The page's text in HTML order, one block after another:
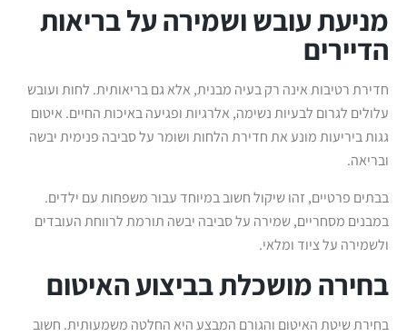
מניעת עובש ושמירה על בריאות
הדיירים
חדירת רטיבות אינה רק בעיה מבנית, אלא גם בריאותית. לחות ועובש
עלולים לגרום לבעיות נשימה, אלרגיות ופגיעה באיכות החיים. איטום
גגות ביריעות מונע את חדירת הלחות ושומר על סביבה פנימית יבשה
ובריאה.
בבתים פרטיים, זהו שיקול חשוב במיוחד עבור משפחות עם ילדים.
במבנים מסחריים, שמירה על סביבה יבשה תורמת לרווחת העובדים
ולשמירה על ציוד ומלאי.
בחירה מושכלת בביצוע האיטום
בחירת שיטת האיטום והגורם המבצע היא החלטה משמעותית. חשוב